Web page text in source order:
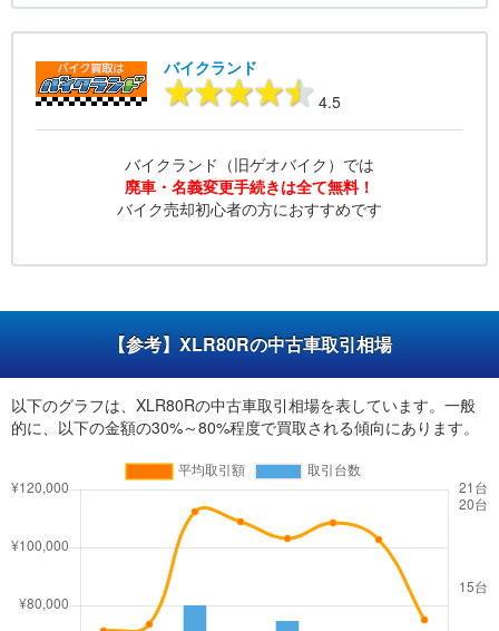
バイクランド
4.5
バイクランド（旧ゲオバイク）では
廃車・名義変更手続きは全て無料！
バイク売却初心者の方におすすめです
【参考】XLR80Rの中古車取引相場
以下のグラフは、XLR80Rの中古車取引相場を表しています。一般
的に、以下の金額の30%～80%程度で買取される傾向にあります。